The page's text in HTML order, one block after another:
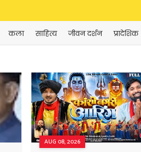
कला साहित्य जीवन दर्शन प्रादेशिक
AUG 08, 2026